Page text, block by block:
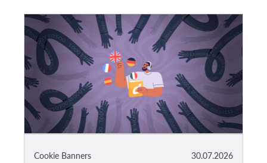
30.07.2026
Cookie Banners